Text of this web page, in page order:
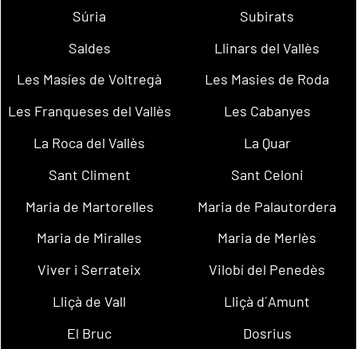
Súria
Subirats
Saldes
Llinars del Vallès
Les Masíes de Voltregà
Les Masies de Roda
Les Franqueses del Vallès
Les Cabanyes
La Roca del Vallès
La Quar
Sant Climent
Sant Celoni
Maria de Martorelles
Maria de Palautordera
Maria de Miralles
Maria de Merlès
Viver i Serrateix
Vilobí del Penedès
Lliçà de Vall
Lliçà d´Amunt
El Bruc
Dosrius